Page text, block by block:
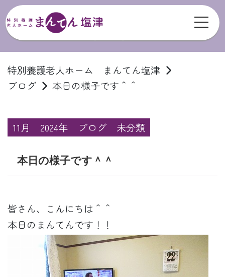
特別養護老人ホーム まんてん塩津
ブログ
本日の様子です＾＾
11月 2024年 ブログ 未分類
本日の様子です＾＾
皆さん、こんにちは＾＾
本日のまんてんです！！